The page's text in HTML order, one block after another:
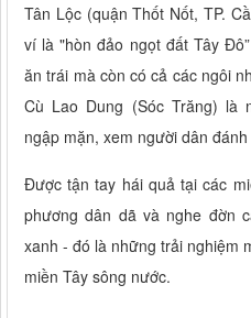
Tân Lộc (quận Thốt Nốt, TP.
ví là "hòn đảo ngọt đất Tây
ăn trái mà còn có cả các ngôi
Cù Lao Dung (Sóc Trăng) là
ngập mặn, xem người dân
Được tận tay hái quả tại các
phương dân dã và nghe đờn
xanh - đó là những trải nghiệm
miền Tây sông nước.